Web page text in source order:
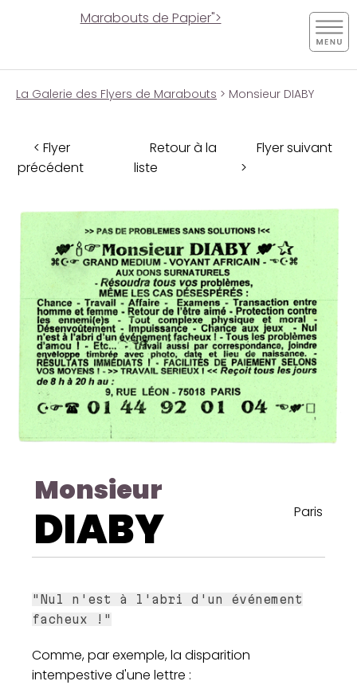
Marabouts de Papier">
La Galerie des Flyers de Marabouts > Monsieur DIABY
< Flyer
précédent
Retour à la
liste
Flyer suivant
>
Monsieur
DIABY Paris
"Nul n'est à l'abri d'un événement
facheux !"
Comme, par exemple, la disparition
intempestive d'une lettre :